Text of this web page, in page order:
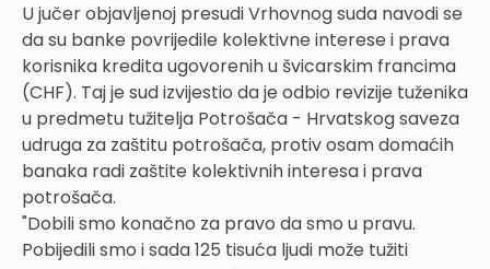
U jučer objavljenoj presudi Vrhovnog suda navodi se
da su banke povrijedile kolektivne interese i prava
korisnika kredita ugovorenih u švicarskim francima
(CHF). Taj je sud izvijestio da je odbio revizije tuženika
u predmetu tužitelja Potrošača - Hrvatskog saveza
udruga za zaštitu potrošača, protiv osam domaćih
banaka radi zaštite kolektivnih interesa i prava
potrošača.
"Dobili smo konačno za pravo da smo u pravu.
Pobijedili smo i sada 125 tisuća ljudi može tužiti